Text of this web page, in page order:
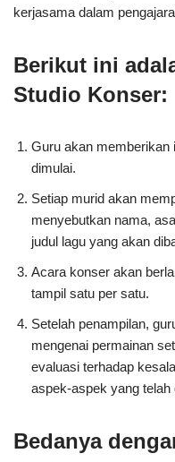
kerjasama dalam
Berikut ini
Studio Konser:
Guru akan
dimulai.
Setiap murid akan
menyebutkan nama,
judul lagu yang akan
Acara konser akan
tampil satu per satu.
Setelah penampilan,
mengenai permainan
evaluasi terhadap
aspek-aspek yang telah
Bedanya